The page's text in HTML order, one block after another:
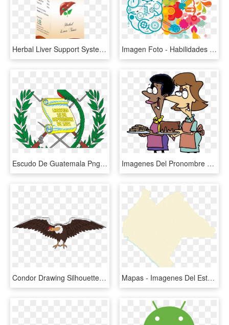
Herbal Liver Support System With The Power Of 8 - Imagenes Del Higado Humano, HD Png Download Imagen Foto - Habilidades Del Pensamiento Creativo, HD Png Download
Escudo De Guatemala Png - Imagenes Del Escudo De Guatemala, Transparent Png Imagenes Del Pronombre Esto, HD Png Download
Condor Drawing Silhouette - Imagen Del Condor Animado, HD Png Download Mapas - Imagenes Del Estado De Chiapas, HD Png Download